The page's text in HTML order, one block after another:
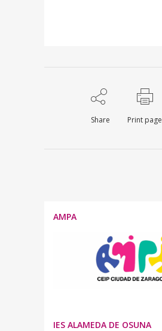
Share Print page
AMPA
IES ALAMEDA DE OSUNA